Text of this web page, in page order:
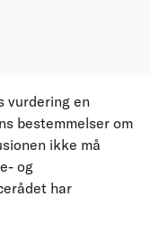
vurdering en
bestemmelser om
ikke må
og
har